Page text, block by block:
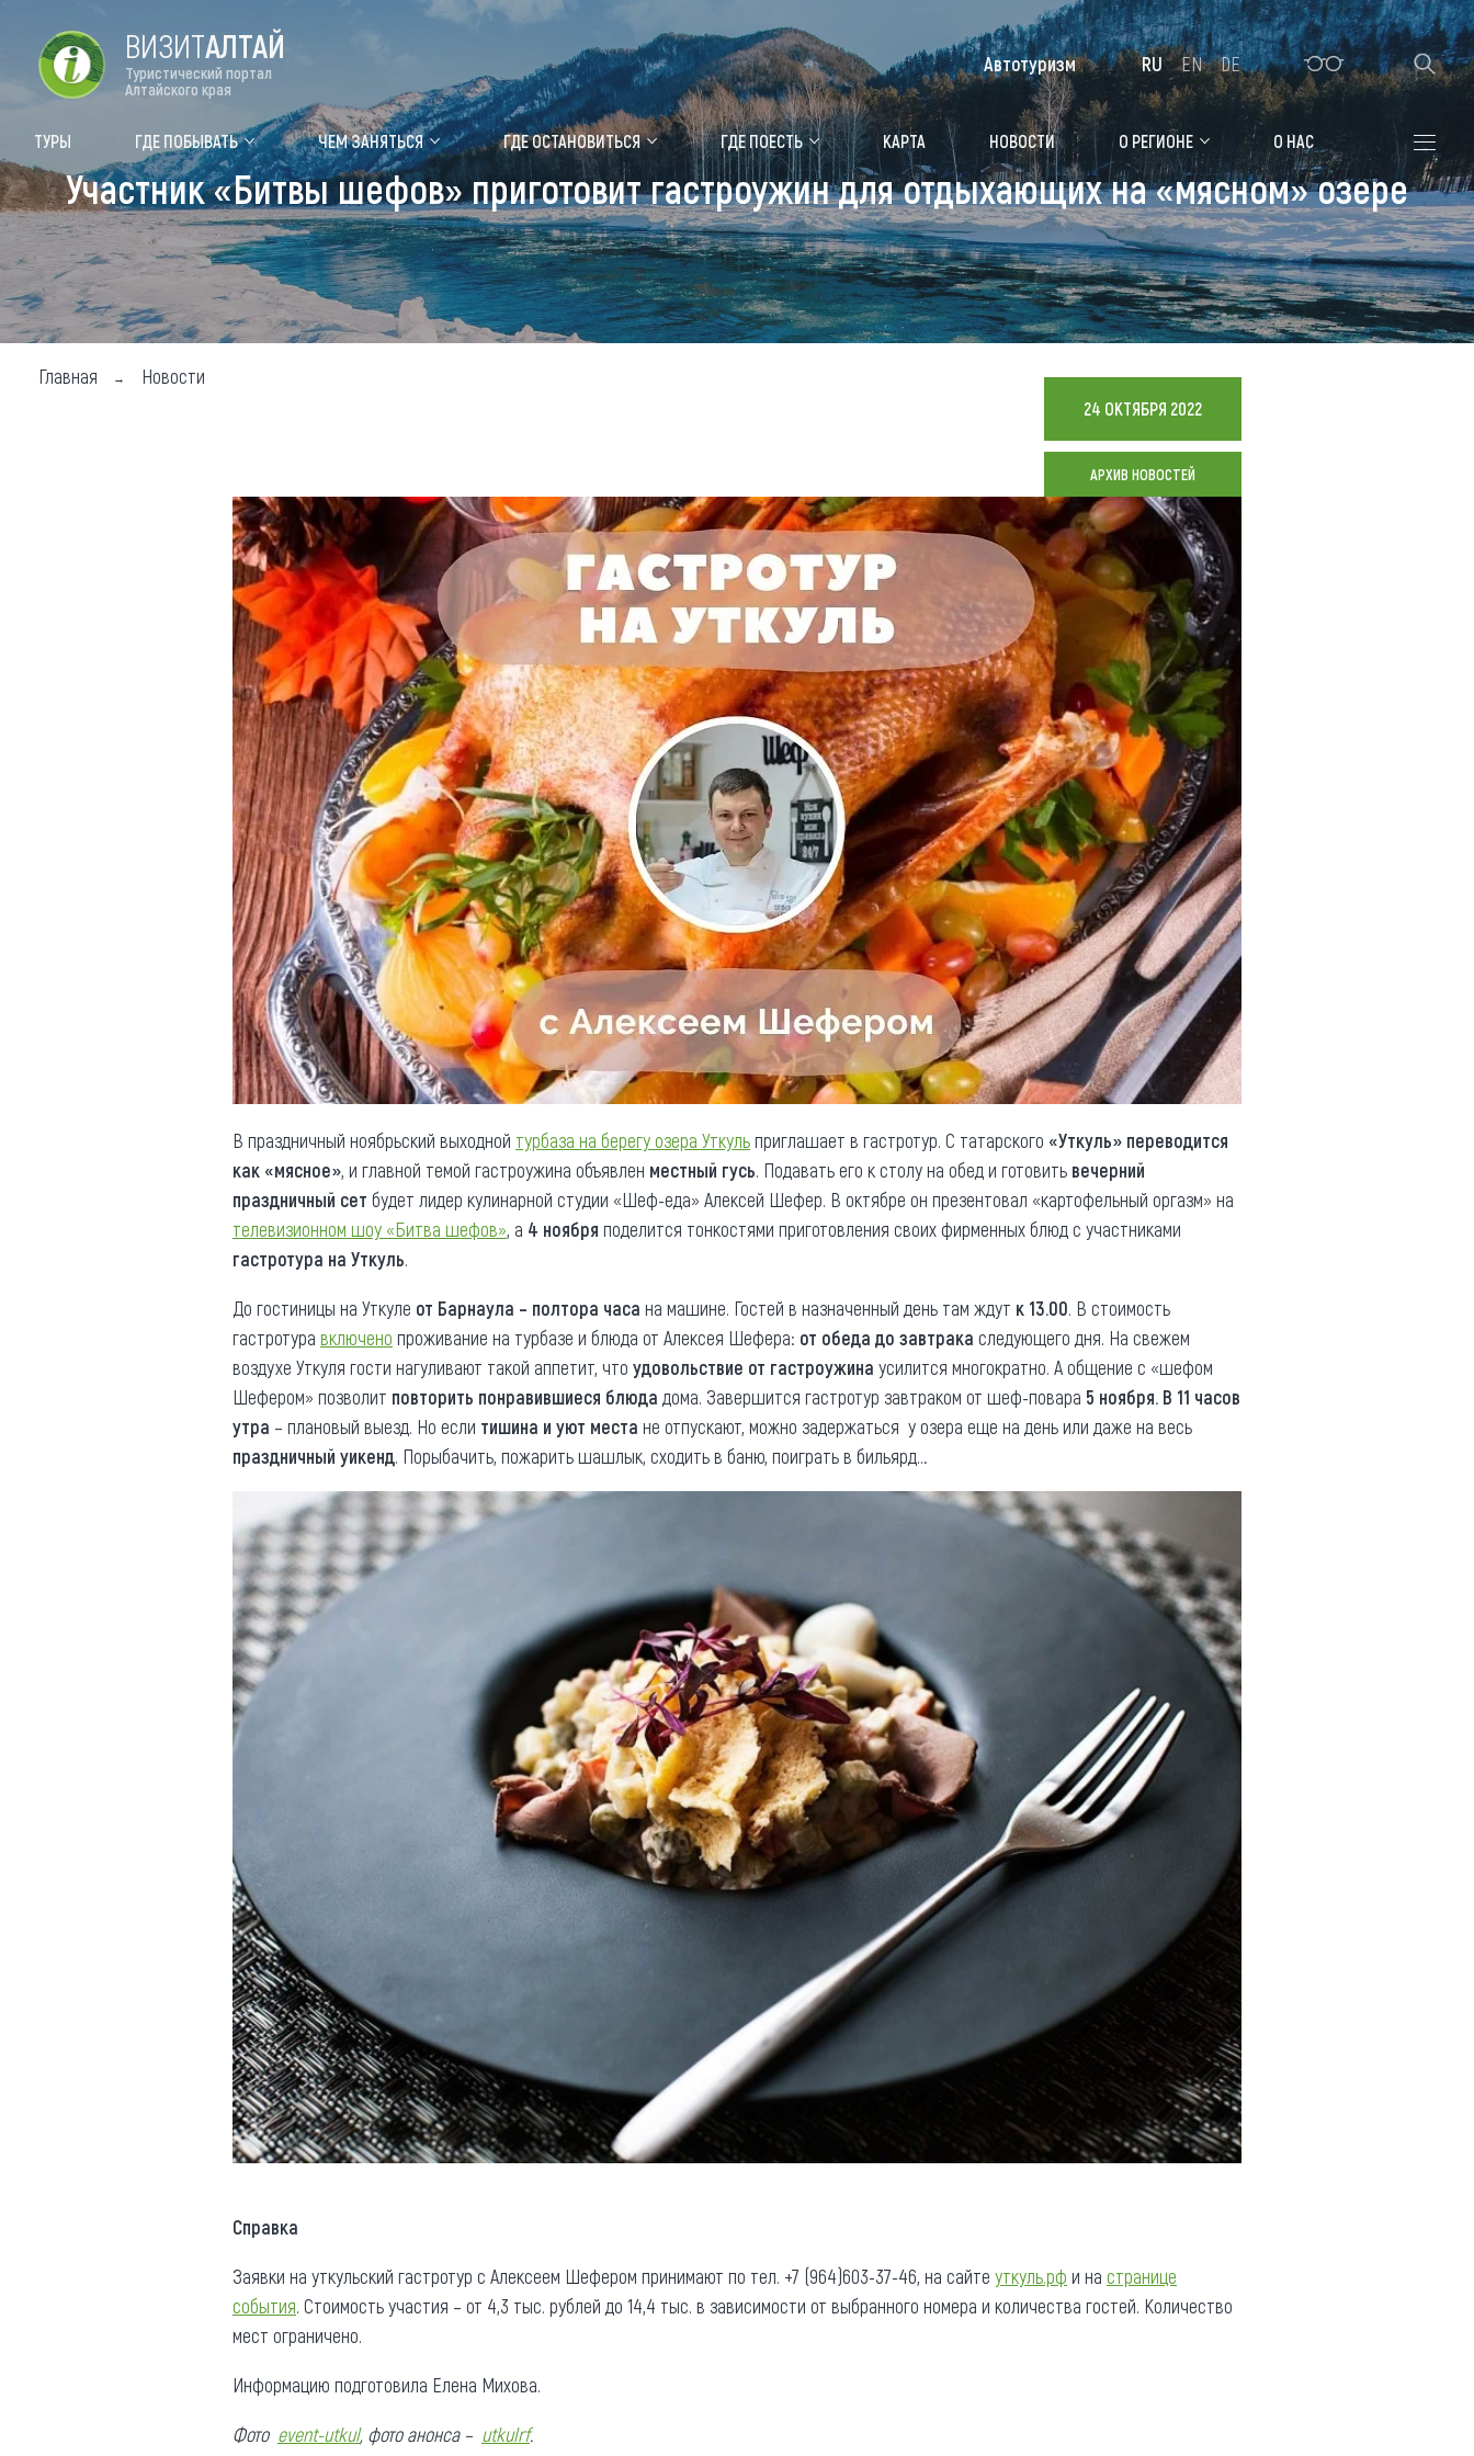
Цветение маральника Медицинский форум Алтайская зимовка
Туры Где побывать
Объекты природы
Объекты истории и культуры
Объекты развлечений
Чем заняться
Календарь событий
Аудиогид
Мой маршрут
Где остановиться
Санатории
Гостиницы, отели
Коттеджи, базы
Сельские усадьбы
Мотели, придорожные отели
Придорожные кафе
Карта
Новости
Что привезти (сувениры)
О регионе
Общая информация
Как добраться
Люди, прославившие Алтай
Карты и буклеты
Коллекция впечатлений
Блог путешественника
Видеогалерея
Фотогалерея
Другие рубрики
Реестр туроператоров
Реестр туристических
агентств Алтайского края
Обращения граждан
Противодействие коррупции
ВИЗИТАЛТАЙ
Туристический портал
Алтайского края
ТУРЫ ГДЕ ПОБЫВАТЬ ЧЕМ ЗАНЯТЬСЯ ГДЕ ОСТАНОВИТЬСЯ ГДЕ ПОЕСТЬ КАРТА НОВОСТИ О РЕГИОНЕ О НАС
Автотуризм RU EN DE
Участник «Битвы шефов» приготовит гастроужин для отдыхающих на «мясном» озере
Главная Новости
24 ОКТЯБРЯ 2022
АРХИВ НОВОСТЕЙ
В праздничный ноябрьский выходной турбаза на берегу озера Уткульприглашает в гастротур. С татарского «Уткуль» переводится
как «мясное», и главной темой гастроужина объявлен местный гусь. Подавать его к столу на обед и готовить вечерний
праздничный сет будет лидер кулинарной студии «Шеф-еда» Алексей Шефер. В октябре он презентовал «картофельный оргазм» на
телевизионном шоу «Битва шефов», а 4 ноября поделится тонкостями приготовления своих фирменных блюд с участниками
гастротура на Уткуль.
До гостиницы на Уткуле от Барнаула – полтора часа на машине. Гостей в назначенный день там ждут к 13.00. В стоимость
гастротура включено проживание на турбазе и блюда от Алексея Шефера: от обеда до завтрака следующего дня. На свежем
воздухе Уткуля гости нагуливают такой аппетит, что удовольствие от гастроужина усилится многократно. А общение с «шефом
Шефером» позволит повторить понравившиеся блюда дома. Завершится гастротур завтраком от шеф-повара 5 ноября. В 11 часов
утра – плановый выезд. Но если тишина и уют места не отпускают, можно задержаться у озера еще на день или даже на весь
праздничный уикенд. Порыбачить, пожарить шашлык, сходить в баню, поиграть в бильярд…
Справка
Заявки на уткульский гастротур с Алексеем Шефером принимают по тел. +7 (964)603-37-46, на сайте уткуль.рф и на странице
события. Стоимость участия – от 4,3 тыс. рублей до 14,4 тыс. в зависимости от выбранного номера и количества гостей. Количество
мест ограничено.
Информацию подготовила Елена Михова.
Фото event-utkul, фото анонса – utkulrf.